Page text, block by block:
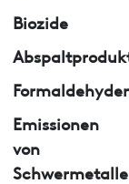
Biozide
Emissionen
von